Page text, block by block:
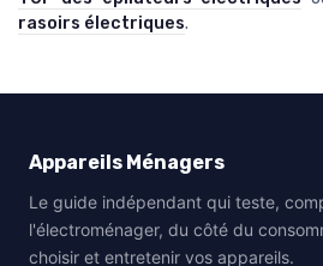
rasoirs électriques.
Appareils Ménagers
Le guide indépendant qui teste,
l'électroménager, du côté du
choisir et entretenir vos appareils.